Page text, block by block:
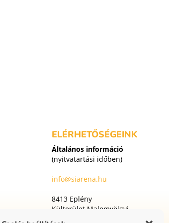
ELÉRHETŐSÉGEINK
Általános információ
(nyitvatartási időben)
info@siarena.hu
8413 Eplény
Külterület Malomvölgyi
utca 1